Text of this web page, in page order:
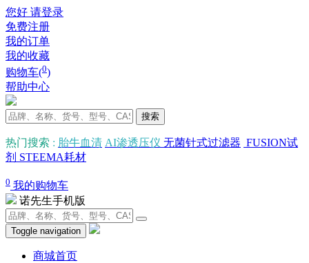
您好 请登录
免费注册
我的订单
我的收藏
购物车(0)
帮助中心
搜索
热门搜索 : 胎牛血清 AI渗透压仪 无菌针式过滤器 FUSION试
剂 STEEMA耗材
0 我的购物车
诺先生手机版
Toggle navigation
商城首页